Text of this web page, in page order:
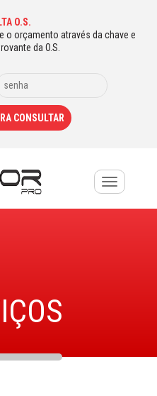
O.S.
o orçamento através da chave e
da O.S.
Toggle
navigation